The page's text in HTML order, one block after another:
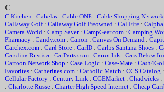
C
C Kitchen : Cabelas : Cable ONE : Cable Shopping
Callaway Golf: Callaway Golf Preowned : CallFire :
Camera World : Camp Saver: CampGear.com : Camping
Pharmacy : Candy.com : Canon : Canvas On Demand :
Carchex.com : Card Store : CarID : Carlos Santana Shoes :
Carolina Rustica : CarParts.com : Carrot Ink : Cars Below
Cartoon Network Shop : Case Logic : Case-Mate :
Favorites : Catherines.com : Catholic Match : CCS Catalog :
Cellular Factory : Century Link : CGEMarket : Chadwicks :
: Charlotte Russe : Charter High Speed Internet : Cheap